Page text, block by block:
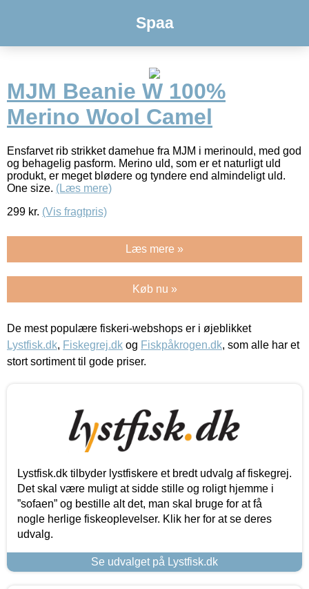
Spaa
MJM Beanie W 100%
Merino Wool Camel
Ensfarvet rib strikket damehue fra MJM i merinould, med god
og behagelig pasform. Merino uld, som er et naturligt uld
produkt, er meget blødere og tyndere end almindeligt uld.
One size. (Læs mere)
299 kr. (Vis fragtpris)
Læs mere »
Køb nu »
De mest populære fiskeri-webshops er i øjeblikket
Lystfisk.dk, Fiskegrej.dk og Fiskpåkrogen.dk, som alle har et
stort sortiment til gode priser.
Lystfisk.dk tilbyder lystfiskere et bredt udvalg af fiskegrej.
Det skal være muligt at sidde stille og roligt hjemme i
”sofaen” og bestille alt det, man skal bruge for at få
nogle herlige fiskeoplevelser. Klik her for at se deres
udvalg.
Se udvalget på Lystfisk.dk